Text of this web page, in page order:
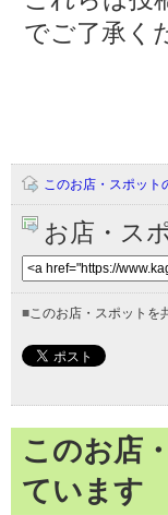
でご了承く
このお店・スポット
お店・ス
■このお店・スポットを
このお店
ています